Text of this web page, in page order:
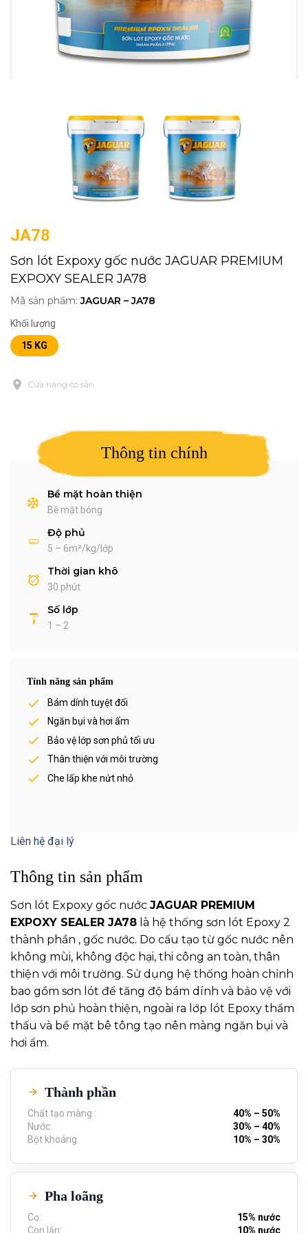
JA78
Sơn lót Expoxy gốc nước JAGUAR PREMIUM
EXPOXY SEALER JA78
Mã sản phẩm:JAGUAR – JA78
Khối lượng
15 KG
Cửa hàng có sẵn
Thông tin chính
Bề mặt hoàn thiện
Bề mặt bóng
Độ phủ
5 – 6m²/kg/lớp
Thời gian khô
30 phút
Số lớp
1 – 2
Tính năng sản phẩm
Bám dính tuyệt đối
Ngăn bụi và hơi ấm
Bảo vệ lớp sơn phủ tối ưu
Thân thiện với môi trường
Che lấp khe nứt nhỏ
Liên hệ đại lý
Thông tin sản phẩm
Sơn lót Expoxy gốc nước JAGUAR PREMIUM
EXPOXY SEALER JA78 là hệ thống sơn lót Epoxy 2
thành phần , gốc nước. Do cấu tạo từ gốc nước nên
không mùi, không độc hại, thi công an toàn, thân
thiện với môi trường. Sử dụng hệ thống hoàn chỉnh
bao gồm sơn lót để tăng độ bám dính và bảo vệ với
lớp sơn phủ hoàn thiện, ngoài ra lớp lót Epoxy thẩm
thấu và bề mặt bê tông tạo nên màng ngăn bụi và
hơi ẩm.
Thành phần
Chất tạo màng :
40% – 50%
Nước:
30% – 40%
Bột khoáng:
10% – 30%
Pha loãng
Cọ:
15% nước
Con lăn:
10% nước